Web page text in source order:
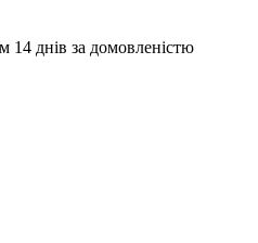
14 днів за домовленістю